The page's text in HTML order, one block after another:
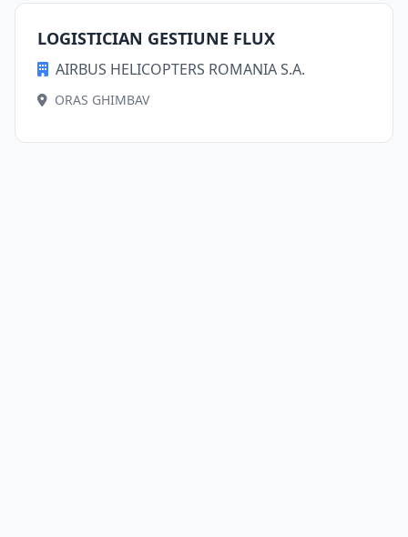
LOGISTICIAN GESTIUNE FLUX
AIRBUS HELICOPTERS ROMANIA S.A.
ORAS GHIMBAV